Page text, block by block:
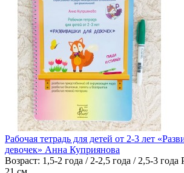
Рабочая тетрадь для детей от 2-3 лет
девочек» Анна Куприянова
Возраст: 1,5-2 года / 2-2,5 года / 2,5-3 года